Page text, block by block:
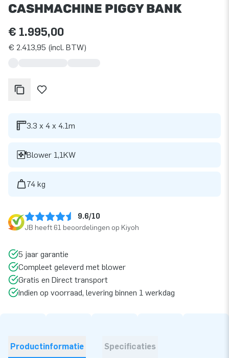
CASHMACHINE PIGGY BANK
€ 1.995,00
€ 2.413,95 (incl. BTW)
3.3 x 4 x 4.1m
Blower 1,1KW
74 kg
9.6/10
JB heeft 61 beoordelingen op Kiyoh
5 jaar garantie
Compleet geleverd met blower
Gratis en Direct transport
Indien op voorraad, levering binnen 1 werkdag
Productinformatie Specificaties